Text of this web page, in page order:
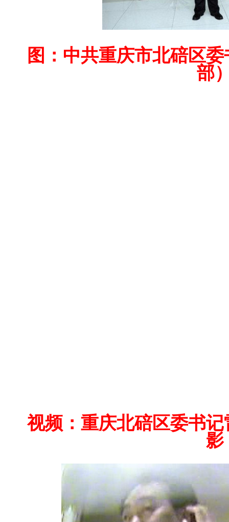
图：中共重庆市北碚区
部
视频：重庆北碚区委书
影